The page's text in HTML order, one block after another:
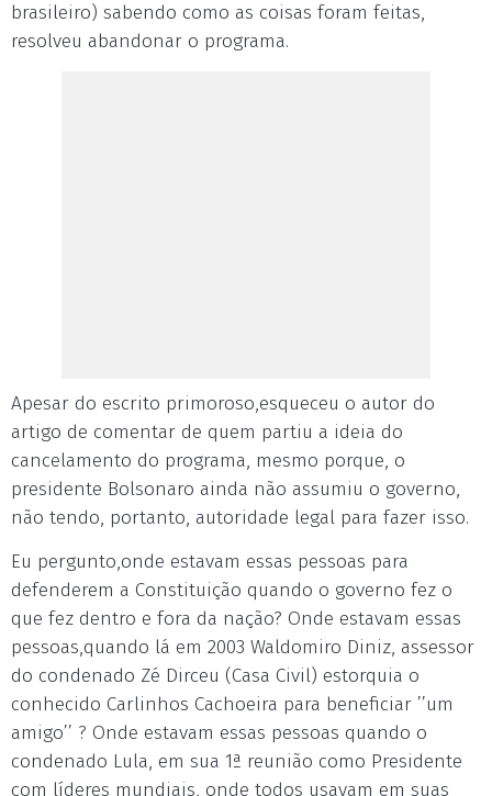
brasileiro) sabendo como as coisas foram feitas,
resolveu abandonar o programa.
Apesar do escrito primoroso,esqueceu o autor do
artigo de comentar de quem partiu a ideia do
cancelamento do programa, mesmo porque, o
presidente Bolsonaro ainda não assumiu o governo,
não tendo, portanto, autoridade legal para fazer isso.
Eu pergunto,onde estavam essas pessoas para
defenderem a Constituição quando o governo fez o
que fez dentro e fora da nação? Onde estavam essas
pessoas,quando lá em 2003 Waldomiro Diniz, assessor
do condenado Zé Dirceu (Casa Civil) estorquia o
conhecido Carlinhos Cachoeira para beneficiar ’’um
amigo’’ ? Onde estavam essas pessoas quando o
condenado Lula, em sua 1ª reunião como Presidente
com líderes mundiais, onde todos usavam em suas